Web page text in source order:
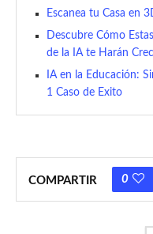
Escanea tu Casa en
Descubre Cómo
de la IA te Harán
IA en la Educación:
1 Caso de Exito
COMPARTIR 0